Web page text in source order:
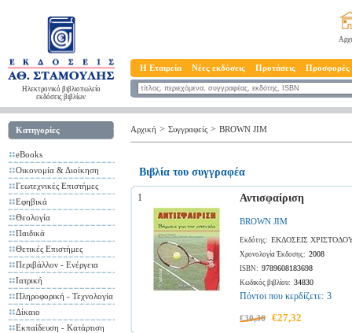
Ηλεκτρονικό βιβλιοπωλείο
εκδόσεις βιβλίων
Η Εταιρεία Νέες εκδόσεις Προτάσεις Προσφορές
Κατηγορίες
eBooks
Οικονομία & Διοίκηση
Γεωτεχνικές Επιστήμες
Εφηβικά
Θεολογία
Παιδικά
Θετικές Επιστήμες
Περιβάλλον - Ενέργεια
Ιατρική
Πληροφορική - Τεχνολογία
Δίκαιο
Εκπαίδευση - Κατάρτιση
Αρχική > Συγγραφείς > BROWN JIM
Βιβλία του συγγραφέα
1 Αντισφαίριση
BROWN JIM
Εκδότης: ΕΚΔΟΣΕΙΣ
Χρονολογία Έκδοσης: 2008
ISBN: 9789608183698
Κωδικός βιβλίου: 34830
Πόντοι που κερδίζετε: 3
€30,36 €27,32